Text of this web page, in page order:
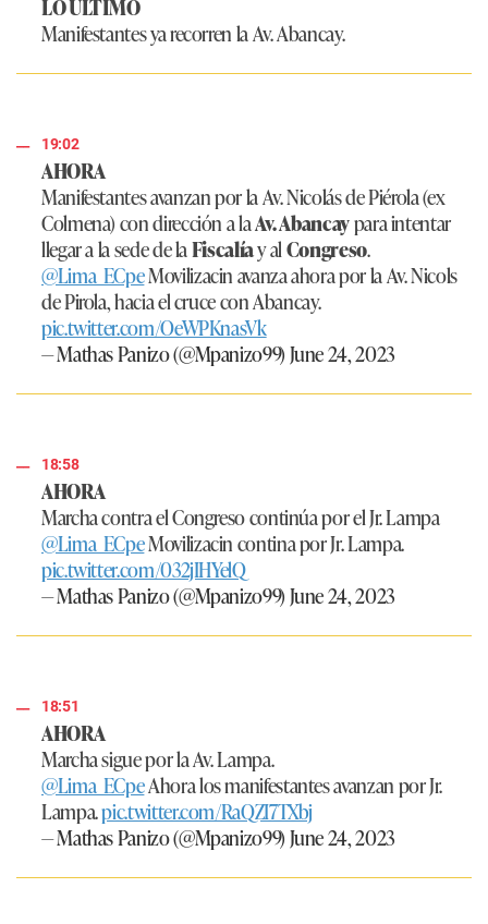
LO ÚLTIMO
Manifestantes ya recorren la Av. Abancay.
19:02
AHORA
Manifestantes avanzan por la Av. Nicolás de Piérola (ex
Colmena) con dirección a laAv. Abancaypara intentar
llegar a la sede de laFiscalíay alCongreso.
@Lima_ECpeMovilizacin avanza ahora por la Av. Nicols
de Pirola, hacia el cruce con Abancay.
pic.twitter.com/OeWPKnasVk
— Mathas Panizo (@Mpanizo99)June 24, 2023
18:58
AHORA
Marcha contra el Congreso continúa por el Jr. Lampa
@Lima_ECpeMovilizacin contina por Jr. Lampa.
pic.twitter.com/032jIHYelQ
— Mathas Panizo (@Mpanizo99)June 24, 2023
18:51
AHORA
Marcha sigue por la Av. Lampa.
@Lima_ECpeAhora los manifestantes avanzan por Jr.
Lampa.pic.twitter.com/RaQZI7TXbj
— Mathas Panizo (@Mpanizo99)June 24, 2023